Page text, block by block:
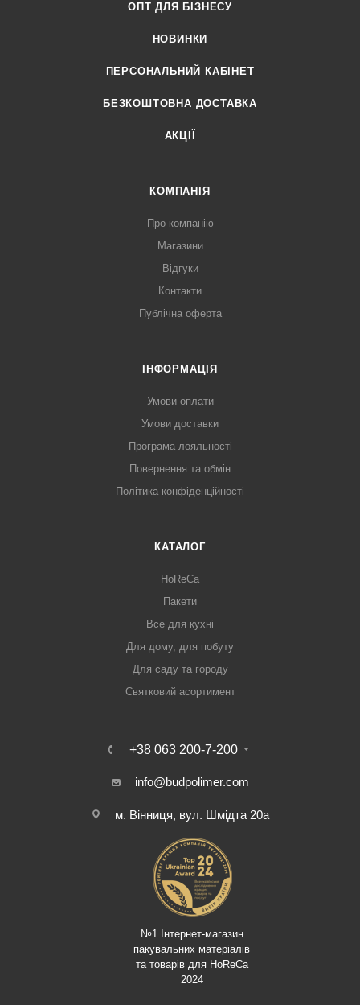
ОПТ ДЛЯ БІЗНЕСУ
НОВИНКИ
ПЕРСОНАЛЬНИЙ КАБІНЕТ
БЕЗКОШТОВНА ДОСТАВКА
АКЦІЇ
КОМПАНІЯ
Про компанію
Магазини
Відгуки
Контакти
Публічна оферта
ІНФОРМАЦІЯ
Умови оплати
Умови доставки
Програма лояльності
Повернення та обмін
Політика конфіденційності
КАТАЛОГ
HoReCa
Пакети
Все для кухні
Для дому, для побуту
Для саду та городу
Святковий асортимент
+38 063 200-7-200
info@budpolimer.com
м. Вінниця, вул. Шмідта 20а
№1 Інтернет-магазин
пакувальних матеріалів
та товарів для HoReCa
2024